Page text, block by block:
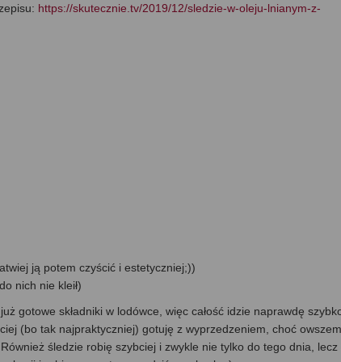
https://skutecznie.tv/2019/12/sledzie-w-oleju-lnianym-z-
ją potem czyścić i estetyczniej;))
nich nie kleił)
gotowe składniki w lodówce, więc całość idzie naprawdę
(bo tak najpraktyczniej) gotuję z wyprzedzeniem, choć
śledzie robię szybciej i zwykle nie tylko do tego dnia, lecz